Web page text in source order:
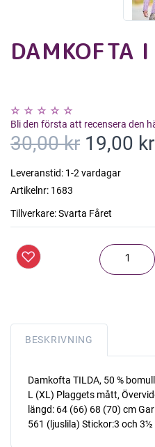
DAMKOFTA
Bli den första att recensera den
30,00 kr 19,00 kr
Leveranstid: 1-2 vardagar
Artikelnr: 1683
Tillverkare:Svarta Fåret
BESKRIVNING
Damkofta TILDA, 50 %
L (XL) Plaggets mått,
längd: 64 (66) 68 (70) cm
561 (ljuslila) Stickor:3 och